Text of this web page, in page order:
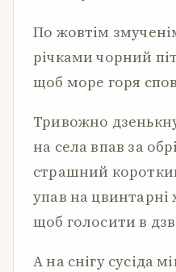
По жовтім
річками чорний
щоб море горя
Тривожно
на села впав за
страшний
упав на цвинтарні
щоб голосити в
А на снігу сусіда